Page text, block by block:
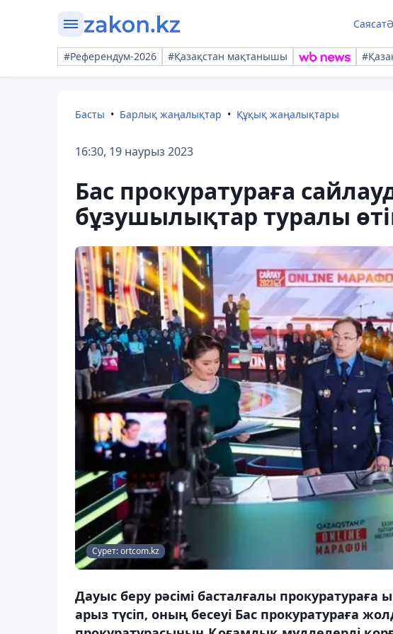
Саясат
#Референдум-2026 #Қазақстан мақтанышы
Басты Барлық жаңалықтар Құқық жаңалықтары
16:30, 19 наурыз 2023
Бас прокуратураға
бұзушылықтар туралы
Сурет: ortcom.kz
Дауыс беру рәсімі басталғалы
арыз түсіп, оның бесеуі Бас прокуратураға